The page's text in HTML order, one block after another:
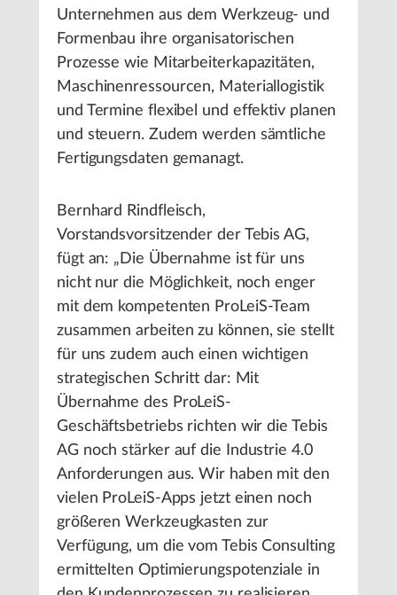
Unternehmen aus dem Werkzeug- und
Formenbau ihre organisatorischen
Prozesse wie Mitarbeiterkapazitäten,
Maschinenressourcen, Materiallogistik
und Termine flexibel und effektiv planen
und steuern. Zudem werden sämtliche
Fertigungsdaten gemanagt.
Bernhard Rindfleisch,
Vorstandsvorsitzender der Tebis AG,
fügt an: „Die Übernahme ist für uns
nicht nur die Möglichkeit, noch enger
mit dem kompetenten ProLeiS-Team
zusammen arbeiten zu können, sie stellt
für uns zudem auch einen wichtigen
strategischen Schritt dar: Mit
Übernahme des ProLeiS-
Geschäftsbetriebs richten wir die Tebis
AG noch stärker auf die Industrie 4.0
Anforderungen aus. Wir haben mit den
vielen ProLeiS-Apps jetzt einen noch
größeren Werkzeugkasten zur
Verfügung, um die vom Tebis Consulting
ermittelten Optimierungspotenziale in